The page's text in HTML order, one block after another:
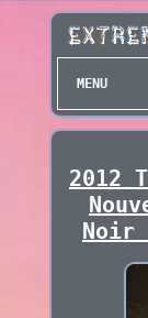
MENU
2012
Noir